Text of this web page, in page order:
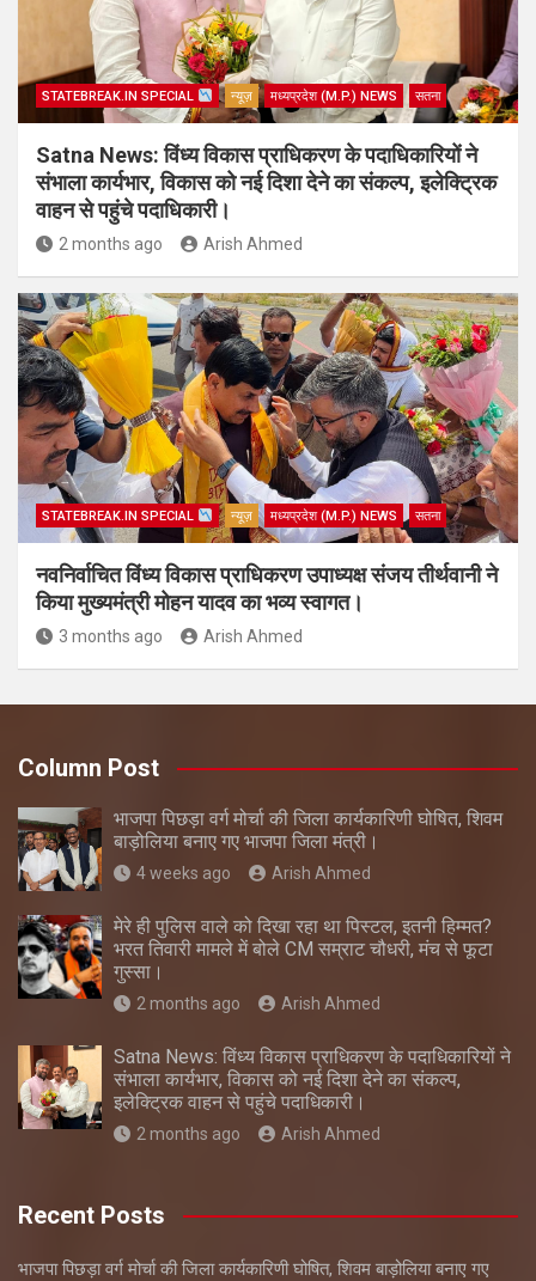
STATEBREAK.IN SPECIAL न्यूज़ मध्यप्रदेश (M.P.) NEWS सतना
Satna News: विंध्य विकास प्राधिकरण के पदाधिकारियों ने
संभाला कार्यभार, विकास को नई दिशा देने का संकल्प, इलेक्ट्रिक
वाहन से पहुंचे पदाधिकारी।
2 months ago Arish Ahmed
STATEBREAK.IN SPECIAL न्यूज़ मध्यप्रदेश (M.P.) NEWS सतना
नवनिर्वाचित विंध्य विकास प्राधिकरण उपाध्यक्ष संजय तीर्थवानी ने
किया मुख्यमंत्री मोहन यादव का भव्य स्वागत।
3 months ago Arish Ahmed
Column Post
भाजपा पिछड़ा वर्ग मोर्चा की जिला कार्यकारिणी घोषित, शिवम
बाड़ोलिया बनाए गए भाजपा जिला मंत्री।
4 weeks ago Arish Ahmed
मेरे ही पुलिस वाले को दिखा रहा था पिस्टल, इतनी हिम्मत?
भरत तिवारी मामले में बोले CM सम्राट चौधरी, मंच से फूटा
गुस्सा।
2 months ago Arish Ahmed
Satna News: विंध्य विकास प्राधिकरण के पदाधिकारियों ने
संभाला कार्यभार, विकास को नई दिशा देने का संकल्प,
इलेक्ट्रिक वाहन से पहुंचे पदाधिकारी।
2 months ago Arish Ahmed
Recent Posts
भाजपा पिछड़ा वर्ग मोर्चा की जिला कार्यकारिणी घोषित, शिवम बाड़ोलिया बनाए गए